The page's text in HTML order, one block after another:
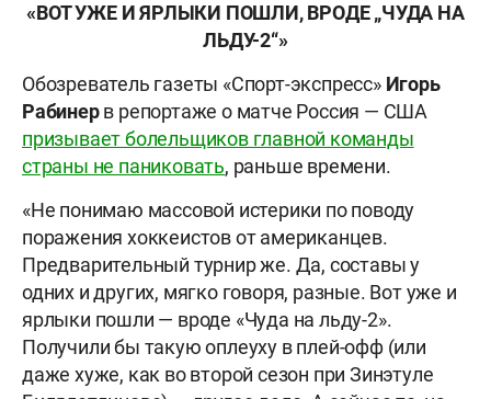
«ВОТ УЖЕ И ЯРЛЫКИ ПОШЛИ, ВРОДЕ „ЧУДА НА
ЛЬДУ-2“»
Обозреватель газеты «Спорт-экспресс» Игорь
Рабинерв репортаже о матче Россия — США
призывает болельщиков главной команды
страны не паниковать, раньше времени.
«Не понимаю массовой истерики по поводу
поражения хоккеистов от американцев.
Предварительный турнир же. Да, составы у
одних и других, мягко говоря, разные. Вот уже и
ярлыки пошли — вроде «Чуда на льду-2».
Получили бы такую оплеуху в плей-офф (или
даже хуже, как во второй сезон при Зинэтуле